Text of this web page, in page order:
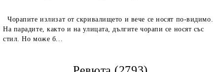
Чорапите излизат от скривалището и вече се носят по-видимо.
На парадите, както и на улицата, дългите чорапи се носят със
стил. Но може б...